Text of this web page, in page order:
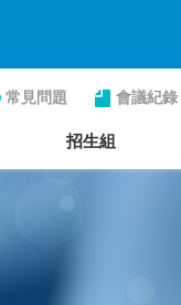
常見問題 會議紀錄
招生組